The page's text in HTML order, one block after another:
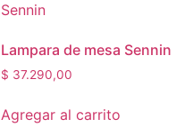
Lampara de mesa Sennin
$ 37.290,00
Agregar al carrito